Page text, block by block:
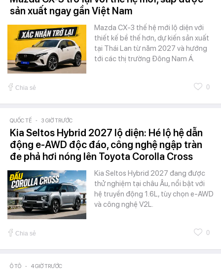
sản xuất ngay gần Việt Nam
Mazda CX-3 thế hệ mới lộ diện với
thiết kế bề thế hơn, dự kiến sản xuất
tại Thái Lan từ năm 2027 và hướng
tới các thị trường Đông Nam Á.
Chia sẻ 0
QUỐC TẾ - 3 GIỜ TRƯỚC
Kia Seltos Hybrid 2027 lộ diện: Hé lộ hệ dẫn
động e-AWD độc đáo, công nghệ ngập tràn
đe phả hơi nóng lên Toyota Corolla Cross
Kia Seltos Hybrid 2027 đang được
thử nghiệm tại châu Âu, nổi bật với
hệ truyền động 1.6L, tùy chọn e-AWD
và công nghệ V2L.
Chia sẻ 0
Ô TÔ - 4 GIỜ TRƯỚC